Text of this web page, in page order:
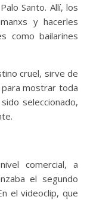
Santo. Allí, los
y hacerles
como bailarines
cruel, sirve de
para mostrar toda
seleccionado,
comercial, a
el segundo
el videoclip, que